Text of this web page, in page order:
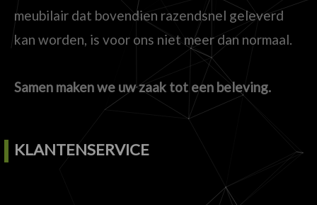
meubilair dat bovendien razendsnel geleverd
kan worden, is voor ons niet meer dan normaal.
Samen maken we uw zaak tot een beleving.
KLANTENSERVICE